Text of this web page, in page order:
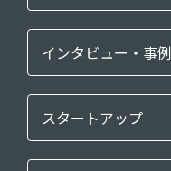
インタビュー・事例
スタートアップ